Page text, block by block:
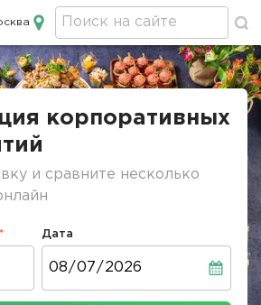
в Москве
корпоративных
и сравните несколько
Дата